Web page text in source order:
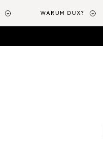
WARUM DUX?